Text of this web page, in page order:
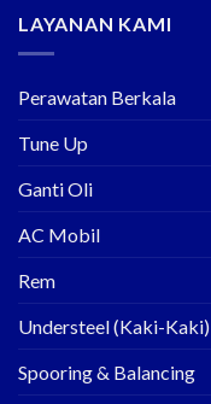
LAYANAN KAMI
Perawatan Berkala
Tune Up
Ganti Oli
AC Mobil
Rem
Understeel (Kaki-Kaki)
Spooring & Balancing